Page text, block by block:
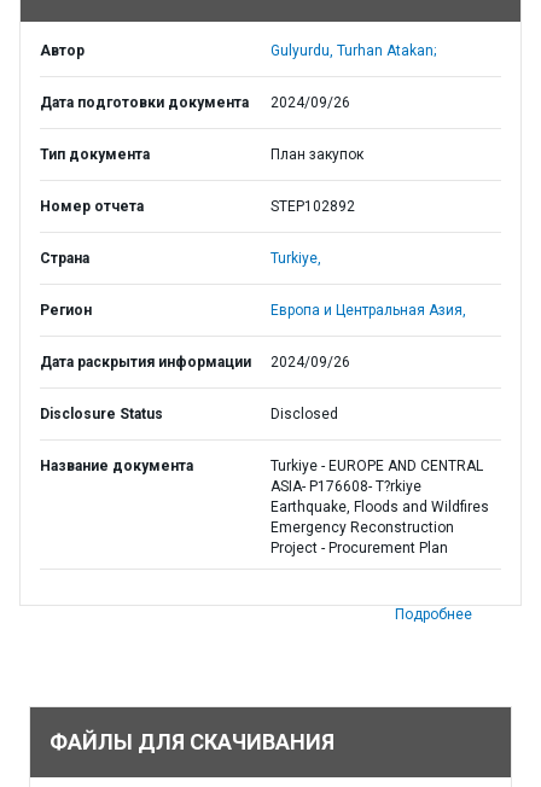
Автор Gulyurdu, Turhan Atakan;
Дата подготовки документа 2024/09/26
Тип документа План закупок
Номер отчета STEP102892
Страна Turkiye,
Регион Европа и Центральная Азия,
Дата раскрытия информации 2024/09/26
Disclosure Status Disclosed
Название документа
Turkiye - EUROPE AND CENTRAL
ASIA- P176608- T?rkiye
Earthquake, Floods and Wildfires
Emergency Reconstruction
Project - Procurement Plan
Подробнее
ФАЙЛЫ ДЛЯ СКАЧИВАНИЯ